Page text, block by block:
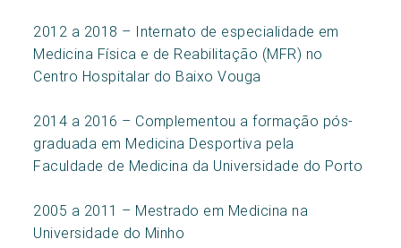
2012 a 2018 – Internato de especialidade em
Medicina Física e de Reabilitação (MFR) no
Centro Hospitalar do Baixo Vouga
2014 a 2016 – Complementou a formação pós-
graduada em Medicina Desportiva pela
Faculdade de Medicina da Universidade do Porto
2005 a 2011 – Mestrado em Medicina na
Universidade do Minho